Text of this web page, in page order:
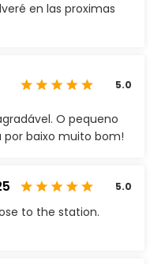
en las proximas
5.0
O pequeno
baixo muito bom!
5.0
to the station.